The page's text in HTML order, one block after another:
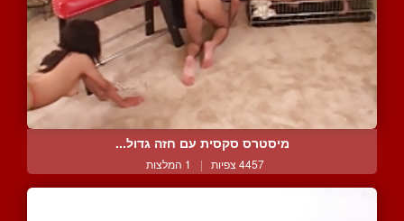
מיסטרס סקסית עם חזה גדול...
4457 צפיות | 1 המלצות